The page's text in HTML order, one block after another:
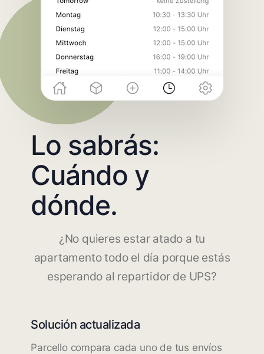
Lo sabrás:
Cuándo y
dónde.
¿No quieres estar atado a tu
apartamento todo el día porque estás
esperando al repartidor de UPS?
Solución actualizada
Parcello compara cada uno de tus envíos